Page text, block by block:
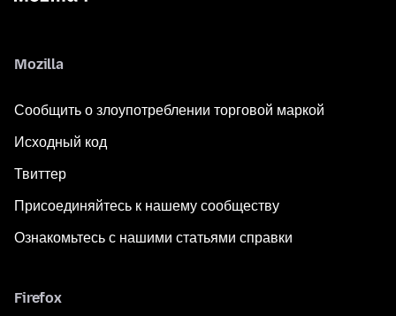
Mozilla
Сообщить о злоупотреблении торговой маркой
Исходный код
Твиттер
Присоединяйтесь к нашему сообществу
Ознакомьтесь с нашими статьями справки
Firefox